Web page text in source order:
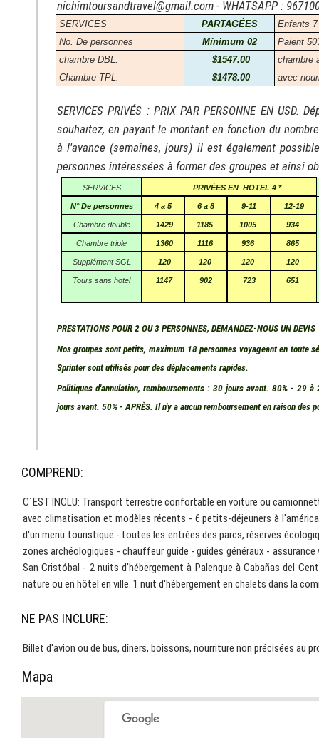
nichimtoursandtravel@gmail.com - WHATSAPP :
SERVICES PARTAGÉES
Enfants
No. De personnes
Mínimum 02
Paient
chambre DBL.
$1547.00
chambre
Chambre TPL.
$1478.00 avec
SERVICES PRIVÉS : PRIX PAR PERSONNE EN USD.
souhaitez, en payant le montant en fonction du
à l'avance (semaines, jours) il est également
personnes intéressées à former des groupes et ainsi
SERVICES PRIVÉES EN HOTEL 4 *
N° De personnes 4 a 5 6 a 8 9-11 12-19
Chambre double 1429 1185 1005 934
Chambre triple 1360 1116 936 865
Supplément SGL 120 120 120 120
Tours sans hotel 1147 902 723 651
PRESTATIONS POUR 2 OU 3 PERSONNES, DEMANDEZ-NOUS UN DEVIS
Nos groupes sont petits, maximum 18 personnes voyageant en toute
Sprinter sont utilisés pour des déplacements rapides.
Politiques d'annulation, remboursements : 30 jours avant. 80% - 29
jours avant. 50% - APRÈS. Il n'y a aucun remboursement en raison des
COMPREND:
C´EST INCLU: Transport terrestre confortable en voiture ou
avec climatisation et modèles récents - 6 petits-déjeuners à
d'un menu touristique - toutes les entrées des parcs, réserves
zones archéologiques - chauffeur guide - guides généraux -
San Cristóbal - 2 nuits d'hébergement à Palenque à Cabañas del
nature ou en hôtel en ville. 1 nuit d'hébergement en chalets dans la
NE PAS INCLURE:
Billet d'avion ou de bus, dîners, boissons, nourriture non précisées au
Mapa